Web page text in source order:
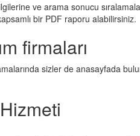
ve arama sonucu
bir PDF raporu alabilirsiniz.
firmaları
sizler de anasayfada